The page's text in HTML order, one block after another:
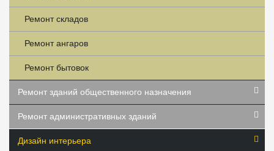
Ремонт складов
Ремонт ангаров
Ремонт бытовок
Ремонт зданий общественного назначения
Ремонт административных зданий
Дизайн интерьера